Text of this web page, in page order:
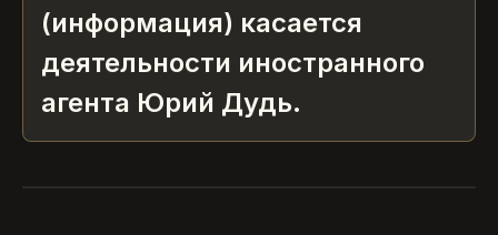
(информация) касается
деятельности иностранного
агента Юрий Дудь.